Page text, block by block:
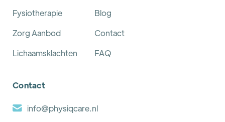
Fysiotherapie
Zorg Aanbod
Lichaamsklachten
Blog
Contact
FAQ
Contact
info@physiqcare.nl